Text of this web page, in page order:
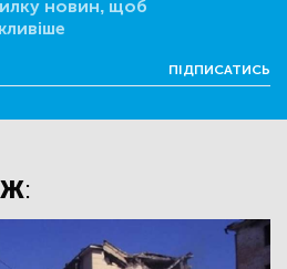
новин, щоб
ПІДПИСАТИСЬ